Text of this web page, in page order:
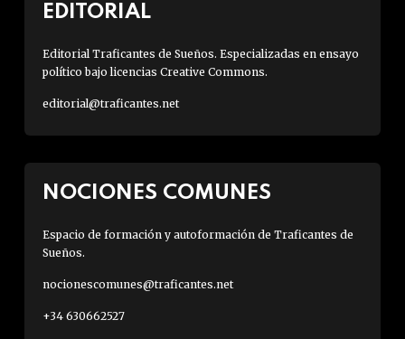
EDITORIAL
Editorial Traficantes de Sueños. Especializadas en ensayo
político bajo licencias Creative Commons.
editorial@traficantes.net
NOCIONES COMUNES
Espacio de formación y autoformación de Traficantes de
Sueños.
nocionescomunes@traficantes.net
+34 630662527